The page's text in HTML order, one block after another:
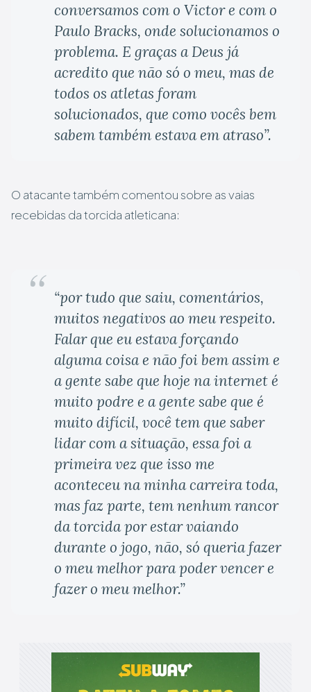
conversamos com o Victor e com o
Paulo Bracks, onde solucionamos o
problema. E graças a Deus já
acredito que não só o meu, mas de
todos os atletas foram
solucionados, que como vocês bem
sabem também estava em atraso”.
O atacante também comentou sobre as vaias
recebidas da torcida atleticana:
“por tudo que saiu, comentários,
muitos negativos ao meu respeito.
Falar que eu estava forçando
alguma coisa e não foi bem assim e
a gente sabe que hoje na internet é
muito podre e a gente sabe que é
muito difícil, você tem que saber
lidar com a situação, essa foi a
primeira vez que isso me
aconteceu na minha carreira toda,
mas faz parte, tem nenhum rancor
da torcida por estar vaiando
durante o jogo, não, só queria fazer
o meu melhor para poder vencer e
fazer o meu melhor.”